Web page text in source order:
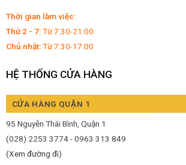
Thời gian làm việc:
Thứ 2 - 7:Từ 7:30-21:00
Chủ nhật:Từ 7:30-17:00
HỆ THỐNG CỬA HÀNG
CỬA HÀNG QUẬN 1
95 Nguyễn Thái Bình, Quận 1
(028) 2253 3774 - 0963 313 849
(Xem đường đi)